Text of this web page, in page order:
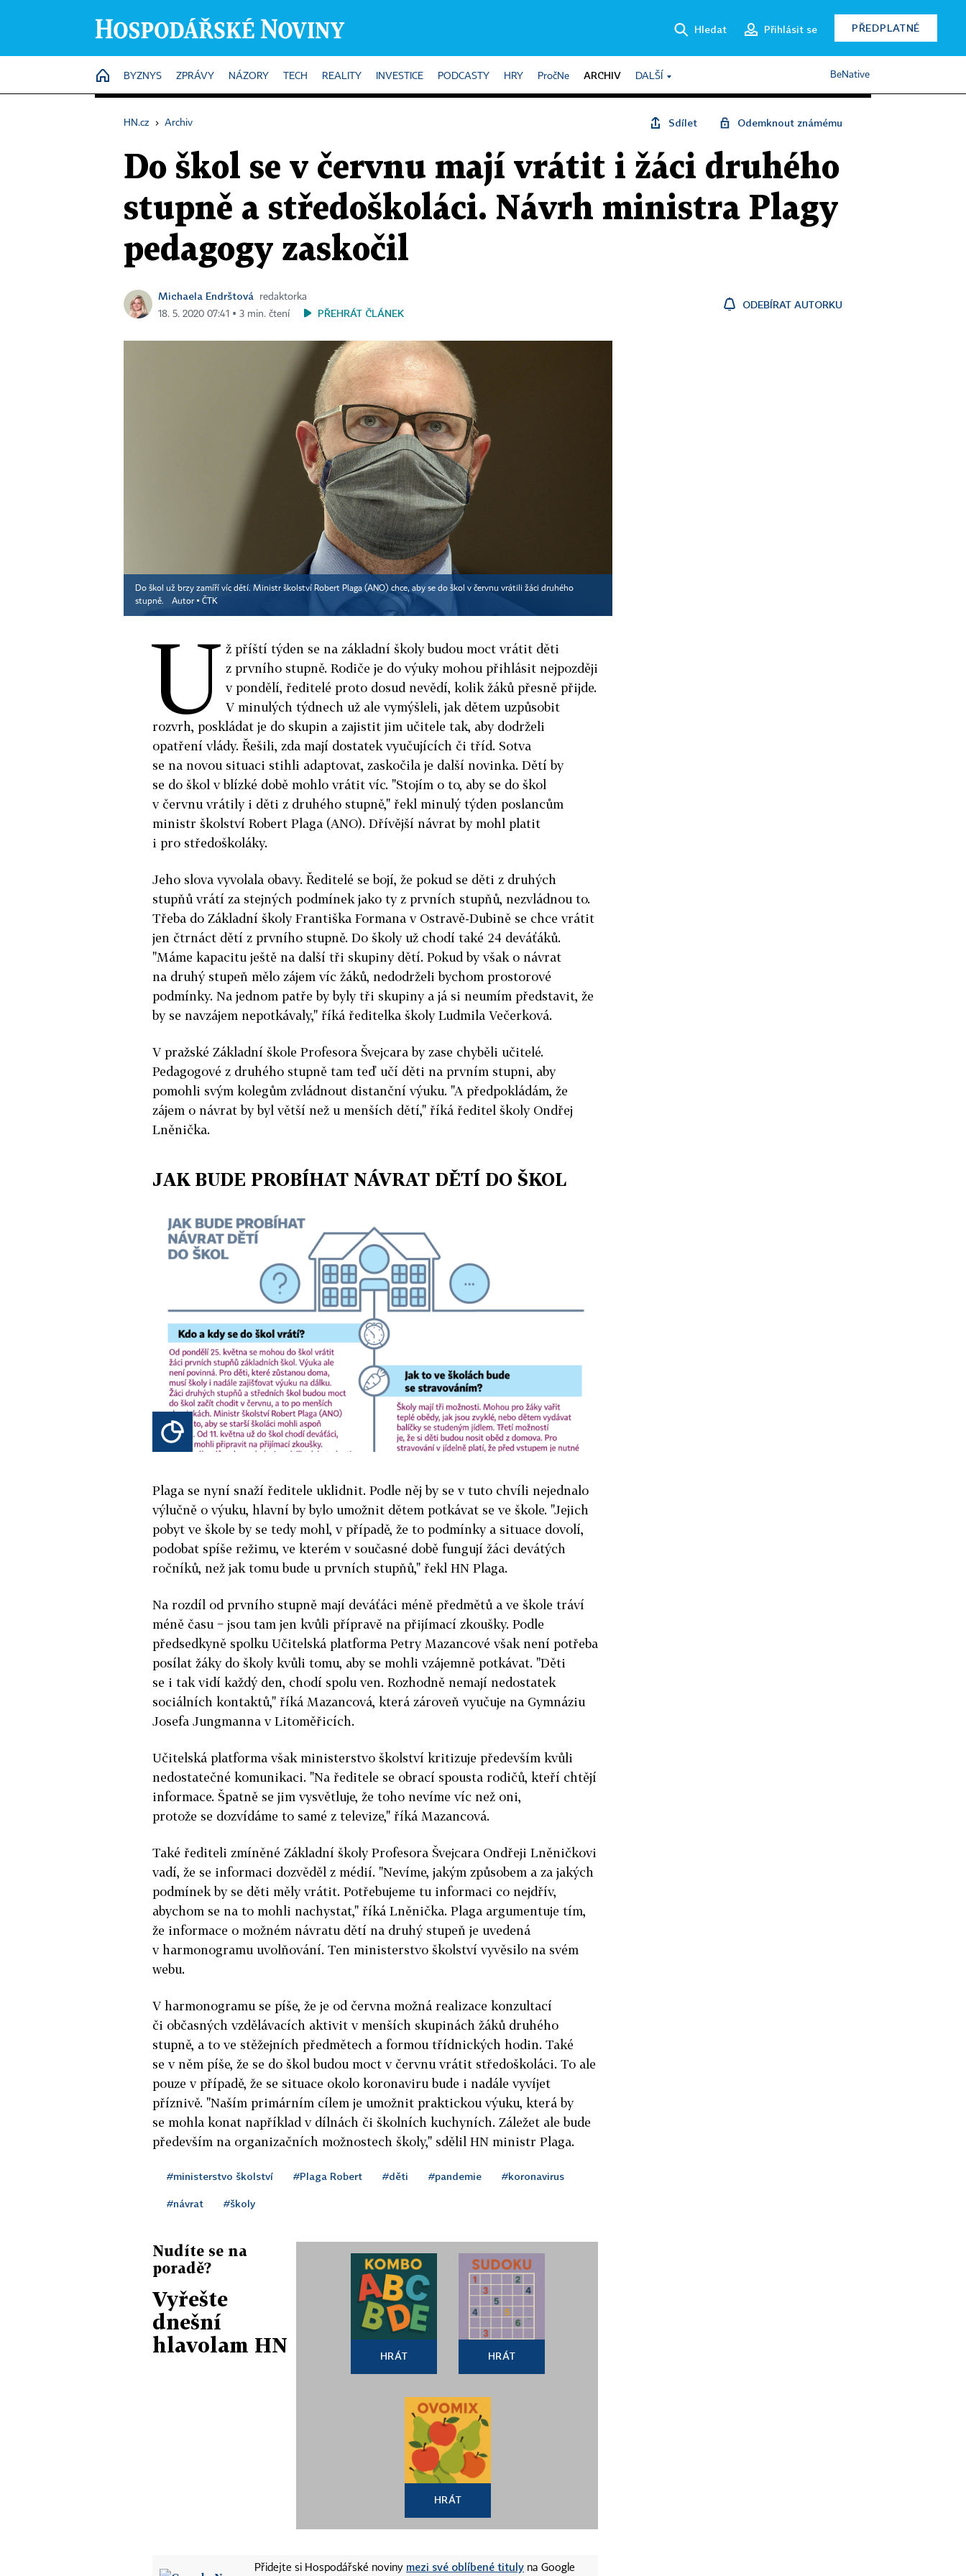
Hledat Přihlásit se PŘEDPLATNÉ
HOME
BYZNYS ZPRÁVY NÁZORY TECH REALITY INVESTICE PODCASTY HRY PročNe ARCHIV DALŠÍ BeNative
HN.cz › Archiv Sdílet Odemknout známému
Do škol se v červnu mají vrátit i žáci druhého
stupně a středoškoláci. Návrh ministra Plagy
pedagogy zaskočil
Michaela Endrštová
redaktorka
18. 5. 2020 07:41 ▪ 3 min. čtení
PŘEHRÁT ČLÁNEK
ODEBÍRAT AUTORKU
Do škol už brzy zamíří víc dětí. Ministr školství Robert Plaga (ANO) chce, aby se do škol v červnu vrátili žáci druhého
stupně.
Autor ▪ ČTK
U ž příští týden se na základní školy budou moct vrátit děti
z prvního stupně. Rodiče je do výuky mohou přihlásit nejpozději
v pondělí, ředitelé proto dosud nevědí, kolik žáků přesně přijde.
V minulých týdnech už ale vymýšleli, jak dětem uzpůsobit
rozvrh, poskládat je do skupin a zajistit jim učitele tak, aby dodrželi
opatření vlády. Řešili, zda mají dostatek vyučujících či tříd. Sotva
se na novou situaci stihli adaptovat, zaskočila je další novinka. Dětí by
se do škol v blízké době mohlo vrátit víc. "Stojím o to, aby se do škol
v červnu vrátily i děti z druhého stupně," řekl minulý týden poslancům
ministr školství Robert Plaga (ANO). Dřívější návrat by mohl platit
i pro středoškoláky.
Jeho slova vyvolala obavy. Ředitelé se bojí, že pokud se děti z druhých
stupňů vrátí za stejných podmínek jako ty z prvních stupňů, nezvládnou to.
Třeba do Základní školy Františka Formana v Ostravě-Dubině se chce vrátit
jen čtrnáct dětí z prvního stupně. Do školy už chodí také 24 deváťáků.
"Máme kapacitu ještě na další tři skupiny dětí. Pokud by však o návrat
na druhý stupeň mělo zájem víc žáků, nedodrželi bychom prostorové
podmínky. Na jednom patře by byly tři skupiny a já si neumím představit, že
by se navzájem nepotkávaly," říká ředitelka školy Ludmila Večerková.
V pražské Základní škole Profesora Švejcara by zase chyběli učitelé.
Pedagogové z druhého stupně tam teď učí děti na prvním stupni, aby
pomohli svým kolegům zvládnout distanční výuku. "A předpokládám, že
zájem o návrat by byl větší než u menších dětí," říká ředitel školy Ondřej
Lněnička.
JAK BUDE PROBÍHAT NÁVRAT DĚTÍ DO ŠKOL
Plaga se nyní snaží ředitele uklidnit. Podle něj by se v tuto chvíli nejednalo
výlučně o výuku, hlavní by bylo umožnit dětem potkávat se ve škole. "Jejich
pobyt ve škole by se tedy mohl, v případě, že to podmínky a situace dovolí,
podobat spíše režimu, ve kterém v současné době fungují žáci devátých
ročníků, než jak tomu bude u prvních stupňů," řekl HN Plaga.
Na rozdíl od prvního stupně mají deváťáci méně předmětů a ve škole tráví
méně času − jsou tam jen kvůli přípravě na přijímací zkoušky. Podle
předsedkyně spolku Učitelská platforma Petry Mazancové však není potřeba
posílat žáky do školy kvůli tomu, aby se mohli vzájemně potkávat. "Děti
se i tak vidí každý den, chodí spolu ven. Rozhodně nemají nedostatek
sociálních kontaktů," říká Mazancová, která zároveň vyučuje na Gymnáziu
Josefa Jungmanna v Litoměřicích.
Učitelská platforma však ministerstvo školství kritizuje především kvůli
nedostatečné komunikaci. "Na ředitele se obrací spousta rodičů, kteří chtějí
informace. Špatně se jim vysvětluje, že toho nevíme víc než oni,
protože se dozvídáme to samé z televize," říká Mazancová.
Také řediteli zmíněné Základní školy Profesora Švejcara Ondřeji Lněničkovi
vadí, že se informaci dozvěděl z médií. "Nevíme, jakým způsobem a za jakých
podmínek by se děti měly vrátit. Potřebujeme tu informaci co nejdřív,
abychom se na to mohli nachystat," říká Lněnička. Plaga argumentuje tím,
že informace o možném návratu dětí na druhý stupeň je uvedená
v harmonogramu uvolňování. Ten ministerstvo školství vyvěsilo na svém
webu.
V harmonogramu se píše, že je od června možná realizace konzultací
či občasných vzdělávacích aktivit v menších skupinách žáků druhého
stupně, a to ve stěžejních předmětech a formou třídnických hodin. Také
se v něm píše, že se do škol budou moct v červnu vrátit středoškoláci. To ale
pouze v případě, že se situace okolo koronaviru bude i nadále vyvíjet
příznivě. "Naším primárním cílem je umožnit praktickou výuku, která by
se mohla konat například v dílnách či školních kuchyních. Záležet ale bude
především na organizačních možnostech školy," sdělil HN ministr Plaga.
#ministerstvo školství #Plaga Robert #děti #pandemie #koronavirus
#návrat #školy
Nudíte se na
poradě?
Vyřešte
dnešní
hlavolam HN
HRÁT HRÁT
HRÁT
Přidejte si Hospodářské noviny mezi své oblíbené tituly na Google